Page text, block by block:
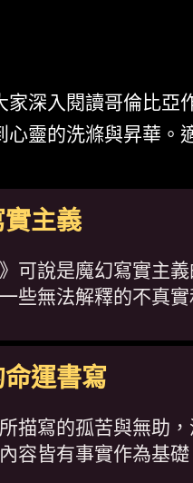
家深入閱讀哥倫比亞
心靈的洗滌與昇華。
主義
》可說是魔幻寫實主
些無法解釋的不真
運書寫
描寫的孤苦與無助
容皆有事實作為基